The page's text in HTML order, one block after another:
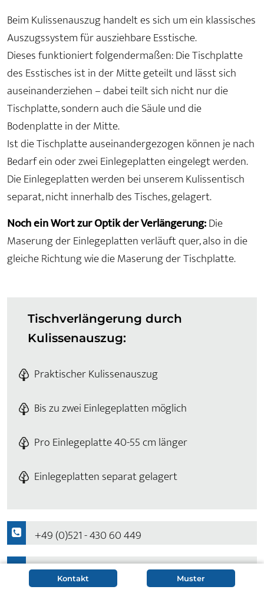
Beim Kulissenauszug handelt es sich um ein klassisches
Auszugssystem für ausziehbare Esstische.
Dieses funktioniert folgendermaßen: Die Tischplatte
des Esstisches ist in der Mitte geteilt und lässt sich
auseinanderziehen – dabei teilt sich nicht nur die
Tischplatte, sondern auch die Säule und die
Bodenplatte in der Mitte.
Ist die Tischplatte auseinandergezogen können je nach
Bedarf ein oder zwei Einlegeplatten eingelegt werden.
Die Einlegeplatten werden bei unserem Kulissentisch
separat, nicht innerhalb des Tisches, gelagert.
Noch ein Wort zur Optik der Verlängerung:Die
Maserung der Einlegeplatten verläuft quer, also in die
gleiche Richtung wie die Maserung der Tischplatte.
Tischverlängerung durch
Kulissenauszug:
Praktischer Kulissenauszug
Bis zu zwei Einlegeplatten möglich
Pro Einlegeplatte 40-55 cm länger
Einlegeplatten separat gelagert
+49 (0)521 - 430 60 449
Frage zum Produkt?
Kontakt Muster